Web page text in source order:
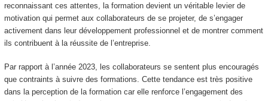
reconnaissant ces attentes, la formation devient un véritable levier de
motivation qui permet aux collaborateurs de se projeter, de s’engager
activement dans leur développement professionnel et de montrer comment
ils contribuent à la réussite de l’entreprise.
Par rapport à l’année 2023, les collaborateurs se sentent plus encouragés
que contraints à suivre des formations. Cette tendance est très positive
dans la perception de la formation car elle renforce l’engagement des